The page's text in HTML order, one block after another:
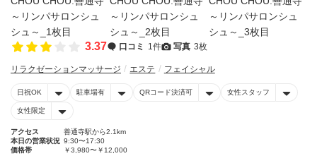
3.37 口コミ 1件 写真 3枚
リラクゼーションマッサージ エステ フェイシャル
日祝OK 駐車場有 QRコード決済可 女性スタッフ
女性限定
アクセス
善通寺駅から2.1km
本日の営業状況 9:30〜17:30
価格帯
￥3,980〜￥12,000